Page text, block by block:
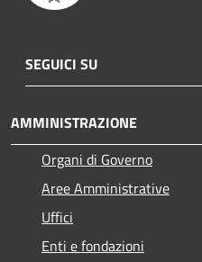
SEGUICI SU
AMMINISTRAZIONE
Organi di Governo
Aree Amministrative
Uffici
Enti e fondazioni